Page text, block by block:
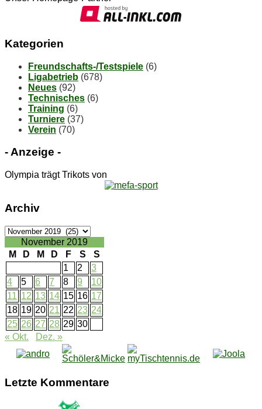
Ka­te­go­rien
Freundschafts-/Testspiele (6)
Ligabetrieb (678)
Neues (92)
Technisches (6)
Training (6)
Turniere (37)
Verein (70)
- An­zei­ge -
Olympia trägt Trikots von
Ar­chiv
Ar­
November 2019
M
D M D F S
S
1
2
3
4
5 6 7 8 9
10
11 12 13 14 15 16 17
18 19 20 21 22 23 24
25 26 27 28 29 30
« Okt.
Dez. »
Letz­te Kommentare